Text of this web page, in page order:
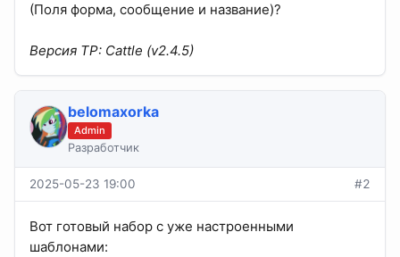
(Поля форма, сообщение и название)?
Версия TP: Cattle (v2.4.5)
belomaxorka
Admin
Разработчик
2025-05-23 19:00 #2
Вот готовый набор с уже настроенными
шаблонами: